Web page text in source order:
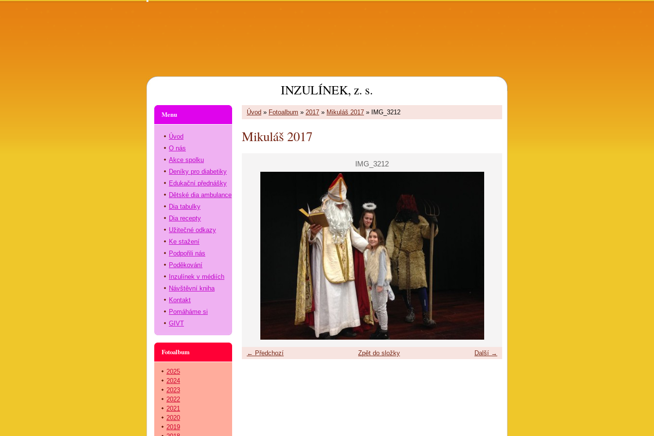
INZULÍNEK, z. s.
Úvod » Fotoalbum » 2017 » Mikuláš 2017 » IMG_3212
Mikuláš 2017
IMG_3212
← Předchozí Další →
Zpět do složky
Menu
Úvod
O nás
Akce spolku
Deníky pro diabetiky
Edukační přednášky
Dětské dia ambulance
Dia tabulky
Dia recepty
Užitečné odkazy
Ke stažení
Podpořili nás
Poděkování
Inzulínek v médiích
Návštěvní kniha
Kontakt
Pomáháme si
GIVT
Fotoalbum
2025
2024
2023
2022
2021
2020
2019